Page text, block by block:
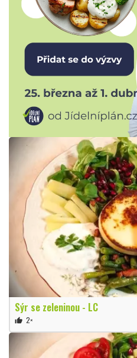
Sýr se zeleninou - LC
thumb_up 2×